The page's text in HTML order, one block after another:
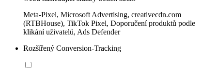
Meta-Pixel, Microsoft Advertising, creativecdn.com
(RTBHouse), TikTok Pixel, Doporučení produktů podle
klikání uživatelů, Ads Defender
Rozšířený Conversion-Tracking